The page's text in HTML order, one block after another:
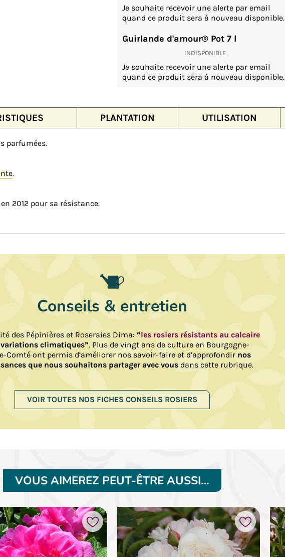
Je souhaite recevoir une alerte par email
quand ce produit sera à nouveau disponible.
Guirlande d'amour® Pot 7 l
INDISPONIBLE
Je souhaite recevoir une alerte par email
quand ce produit sera à nouveau disponible.
PLANTATION UTILISATION
parfumées.
.
en 2012 pour sa résistance.
Conseils & entretien
des Pépinières et Roseraies Dima: “les rosiers résistants au calcaire
climatiques”. Plus de vingt ans de culture en Bourgogne-
Comté ont permis d’améliorer nos savoir-faire et d’approfondir nos
que nous souhaitons partager avec vous dans cette rubrique.
VOIR TOUTES NOS FICHES CONSEILS ROSIERS
VOUS AIMEREZ PEUT-ÊTRE AUSSI…
Ajouter à mes favoris